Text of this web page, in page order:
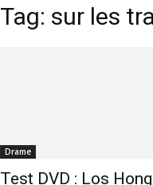
Tag: sur les
Drame
Test DVD : Los